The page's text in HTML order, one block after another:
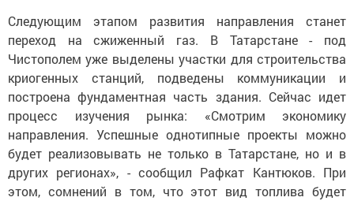
Следующим этапом развития направления станет
переход на сжиженный газ. В Татарстане - под
Чистополем уже выделены участки для строительства
криогенных станций, подведены коммуникации и
построена фундаментная часть здания. Сейчас идет
процесс изучения рынка: «Смотрим экономику
направления. Успешные однотипные проекты можно
будет реализовывать не только в Татарстане, но и в
других регионах», - сообщил Рафкат Кантюков. При
этом, сомнений в том, что этот вид топлива будет